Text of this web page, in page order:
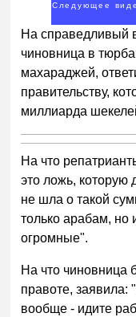
Следующее
4
На справедливый
чиновница в
махараджей,
правительству,
миллиарда
На что
это ложь, которую
не шла о такой
только арабам, но
огромные".
На что чиновница
правоте, заявила:
вообще - идите